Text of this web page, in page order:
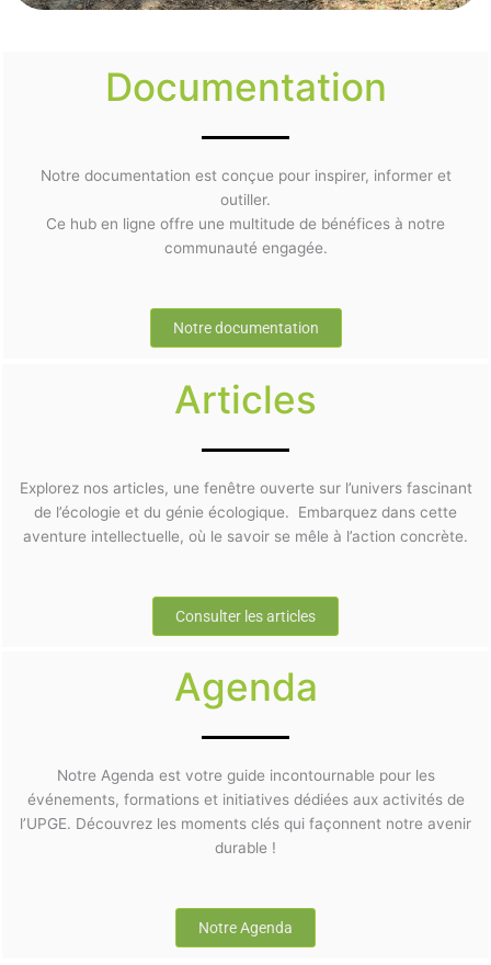
Documentation
Notre documentation est conçue pour inspirer, informer et
outiller.
Ce hub en ligne offre une multitude de bénéfices à notre
communauté engagée.
Notre documentation
Articles
Explorez nos articles, une fenêtre ouverte sur l’univers fascinant
de l’écologie et du génie écologique. Embarquez dans cette
aventure intellectuelle, où le savoir se mêle à l’action concrète.
Consulter les articles
Agenda
Notre Agenda est votre guide incontournable pour les
événements, formations et initiatives dédiées aux activités de
l’UPGE. Découvrez les moments clés qui façonnent notre avenir
durable !
Notre Agenda